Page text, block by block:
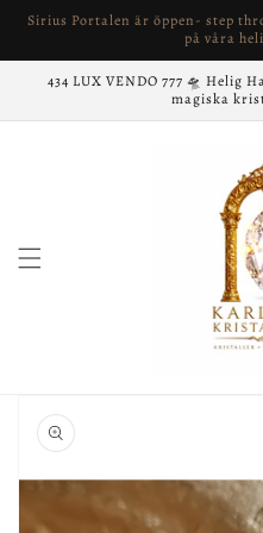
vidare
innehåll
Sirius Portalen är öppen- step
på våra
434 LUX VENDO 777 🛸 Helig
magiska